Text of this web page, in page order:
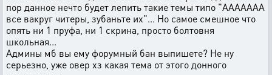
пор данное нечто будет лепить такие темы типо "ААААААА
все вакруг читеры, зубаньте их"... Но самое смешное что
опять ни 1 пруфа, ни 1 скрина, просто болтовня
школьная...
Админы мб вы ему форумный бан выпишете? Не ну
серьезно, уже овер хз какая тема от этого донного